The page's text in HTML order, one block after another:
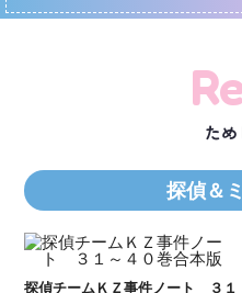
た
探偵＆
探偵チームＫＺ事件ノート ３１